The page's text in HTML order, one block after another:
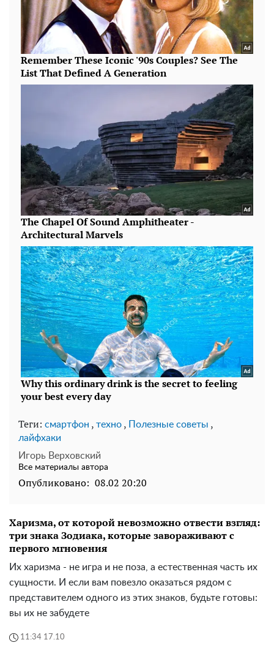
Теги: смартфон , техно , Полезные советы ,
лайфхаки
Игорь Верховский
Все материалы автора
Опубликовано: 08.02 20:20
Харизма, от которой невозможно отвести взгляд:
три знака Зодиака, которые завораживают с
первого мгновения
Их харизма - не игра и не поза, а естественная часть их
сущности. И если вам повезло оказаться рядом с
представителем одного из этих знаков, будьте готовы:
вы их не забудете
11:34 17.10